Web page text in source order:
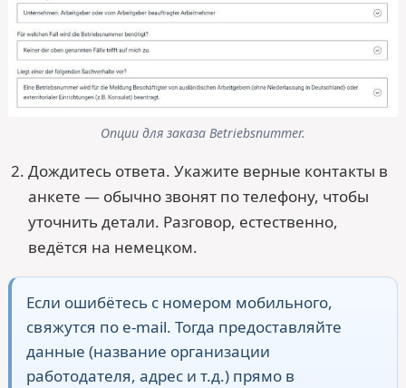
Опции для заказа Betriebsnummer.
Дождитесь ответа. Укажите верные контакты в
анкете — обычно звонят по телефону, чтобы
уточнить детали. Разговор, естественно,
ведётся на немецком.
Если ошибётесь с номером мобильного,
свяжутся по e-mail. Тогда предоставляйте
данные (название организации
работодателя, адрес и т.д.) прямо в